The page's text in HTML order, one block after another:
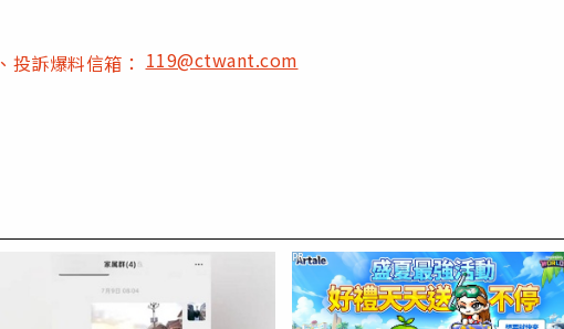
、投訴爆料信箱：119@ctwant.com
PR